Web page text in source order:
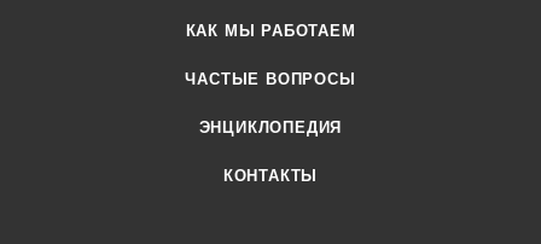
КАК МЫ РАБОТАЕМ
ЧАСТЫЕ ВОПРОСЫ
ЭНЦИКЛОПЕДИЯ
КОНТАКТЫ